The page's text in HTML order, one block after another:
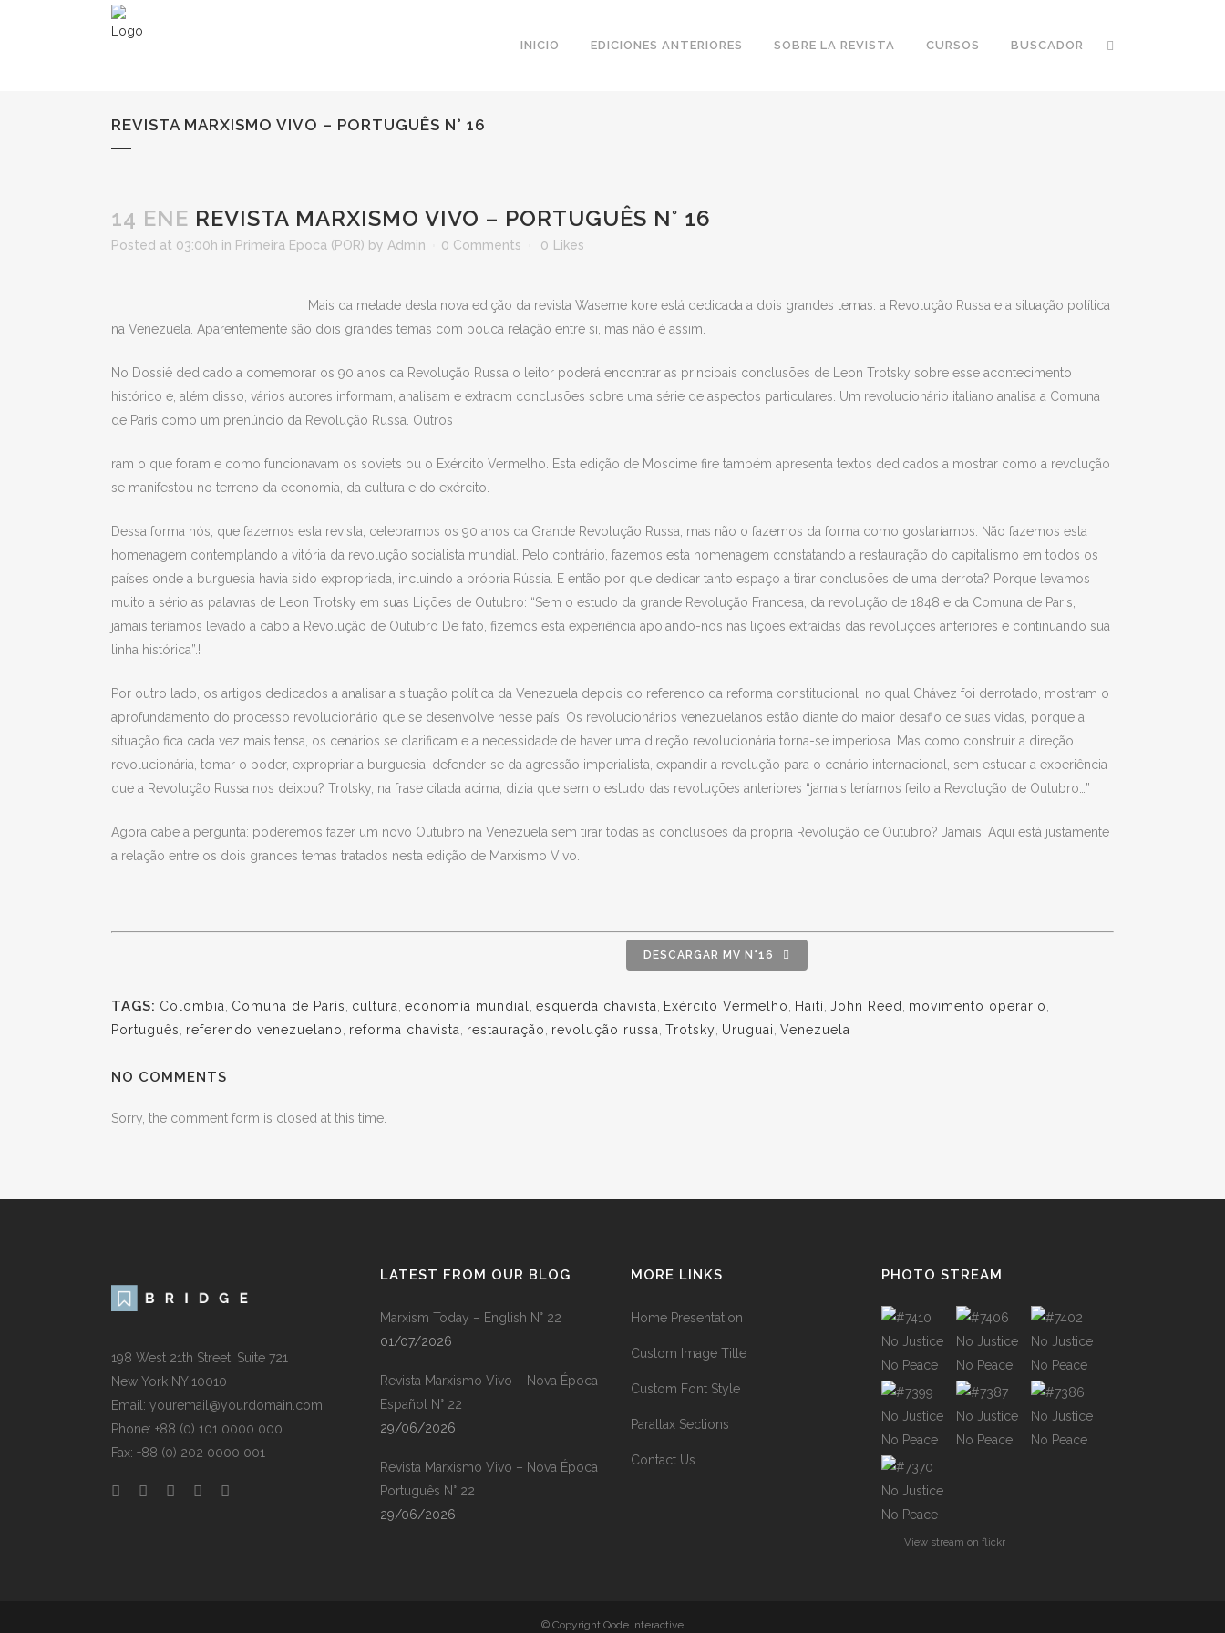
INICIO EDICIONES ANTERIORES SOBRE LA REVISTA CURSOS BUSCADOR
REVISTA MARXISMO VIVO – PORTUGUÊS N° 16
14 ENE REVISTA MARXISMO VIVO – PORTUGUÊS N° 16
Posted at 03:00h in Primeira Epoca (POR) by Admin 0 Comments 0 Likes
Mais da metade desta nova edição da revista Waseme kore está dedicada a dois grandes temas: a Revolução Russa e a situação política
na Venezuela. Aparentemente são dois grandes temas com pouca relação entre si, mas não é assim.
No Dossiê dedicado a comemorar os 90 anos da Revolução Russa o leitor poderá encontrar as principais conclusões de Leon Trotsky sobre esse acontecimento
histórico e, além disso, vários autores informam, analisam e extracm conclusões sobre uma série de aspectos particulares. Um revolucionário italiano analisa a Comuna
de Paris como um prenúncio da Revolução Russa. Outros
ram o que foram e como funcionavam os soviets ou o Exército Vermelho. Esta edição de Moscime fire também apresenta textos dedicados a mostrar como a revolução
se manifestou no terreno da economia, da cultura e do exército.
Dessa forma nós, que fazemos esta revista, celebramos os 90 anos da Grande Revolução Russa, mas não o fazemos da forma como gostaríamos. Não fazemos esta
homenagem contemplando a vitória da revolução socialista mundial. Pelo contrário, fazemos esta homenagem constatando a restauração do capitalismo em todos os
países onde a burguesia havia sido expropriada, incluindo a própria Rússia. E então por que dedicar tanto espaço a tirar conclusões de uma derrota? Porque levamos
muito a sério as palavras de Leon Trotsky em suas Lições de Outubro: “Sem o estudo da grande Revolução Francesa, da revolução de 1848 e da Comuna de Paris,
jamais teríamos levado a cabo a Revolução de Outubro De fato, fizemos esta experiência apoiando-nos nas lições extraídas das revoluções anteriores e continuando sua
linha histórica”.!
Por outro lado, os artigos dedicados a analisar a situação política da Venezuela depois do referendo da reforma constitucional, no qual Chávez foi derrotado, mostram o
aprofundamento do processo revolucionário que se desenvolve nesse país. Os revolucionários venezuelanos estão diante do maior desafio de suas vidas, porque a
situação fica cada vez mais tensa, os cenários se clarificam e a necessidade de haver uma direção revolucionária torna-se imperiosa. Mas como construir a direção
revolucionária, tomar o poder, expropriar a burguesia, defender-se da agressão imperialista, expandir a revolução para o cenário internacional, sem estudar a experiência
que a Revolução Russa nos deixou? Trotsky, na frase citada acima, dizia que sem o estudo das revoluções anteriores “jamais teríamos feito a Revolução de Outubro…”
Agora cabe a pergunta: poderemos fazer um novo Outubro na Venezuela sem tirar todas as conclusões da própria Revolução de Outubro? Jamais! Aqui está justamente
a relação entre os dois grandes temas tratados nesta edição de Marxismo Vivo.
DESCARGAR MV N°16
TAGS: Colombia Comuna de París cultura economía mundial esquerda chavista Exército Vermelho Haití John Reed movimento operário
Português
referendo venezuelano reforma chavista restauração revolução russa Trotsky Uruguai Venezuela
NO COMMENTS
Sorry, the comment form is closed at this time.
198 West 21th Street, Suite 721
New York NY 10010
Email: youremail@yourdomain.com
Phone: +88 (0) 101 0000 000
Fax: +88 (0) 202 0000 001
LATEST FROM OUR BLOG
Marxism Today – English N° 22
01/07/2026
Revista Marxismo Vivo – Nova Época
Español N° 22
29/06/2026
Revista Marxismo Vivo – Nova Época
Português N° 22
29/06/2026
MORE LINKS
Home Presentation
Custom Image Title
Custom Font Style
Parallax Sections
Contact Us
PHOTO STREAM
View stream on flickr
© Copyright Qode Interactive